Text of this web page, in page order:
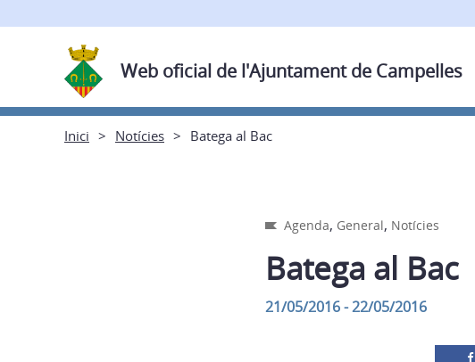
Web oficial de l'Ajuntament de Campelles
Inici Notícies Batega al Bac
Agenda, General, Notícies
Batega al Bac
21/05/2016 - 22/05/2016